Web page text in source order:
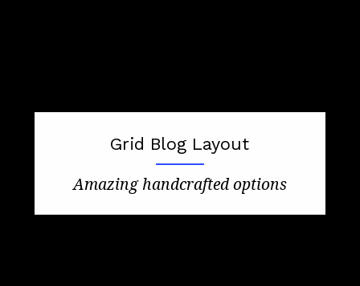
Grid Blog Layout
Amazing handcrafted options